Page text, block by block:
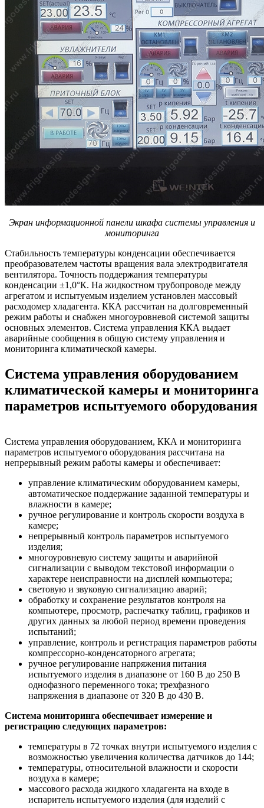
Экран информационной панели шкафа системы управления и
мониторинга
Стабильность температуры конденсации обеспечивается
преобразователем частоты вращения вала электродвигателя
вентилятора. Точность поддержания температуры
конденсации ±1,0°К. На жидкостном трубопроводе между
агрегатом и испытуемым изделием установлен массовый
расходомер хладагента. ККА рассчитан на долговременный
режим работы и снабжен многоуровневой системой защиты
основных элементов. Система управления ККА выдает
аварийные сообщения в общую систему управления и
мониторинга климатической камеры.
Система управления оборудованием
климатической камеры и мониторинга
параметров испытуемого оборудования
Система управления оборудованием, ККА и мониторинга
параметров испытуемого оборудования рассчитана на
непрерывный режим работы камеры и обеспечивает:
управление климатическим оборудованием камеры,
автоматическое поддержание заданной температуры и
влажности в камере;
ручное регулирование и контроль скорости воздуха в
камере;
непрерывный контроль параметров испытуемого
изделия;
многоуровневую систему защиты и аварийной
сигнализации с выводом текстовой информации о
характере неисправности на дисплей компьютера;
световую и звуковую сигнализацию аварий;
обработку и сохранение результатов контроля на
компьютере, просмотр, распечатку таблиц, графиков и
других данных за любой период времени проведения
испытаний;
управление, контроль и регистрация параметров работы
компрессорно-конденсаторного агрегата;
ручное регулирование напряжения питания
испытуемого изделия в диапазоне от 160 В до 250 В
однофазного переменного тока; трехфазного
напряжения в диапазоне от 320 В до 430 В.
Система мониторинга обеспечивает измерение и
регистрацию следующих параметров:
температуры в 72 точках внутри испытуемого изделия с
возможностью увеличения количества датчиков до 144;
температуры, относительной влажности и скорости
воздуха в камере;
массового расхода жидкого хладагента на входе в
испаритель испытуемого изделия (для изделий с